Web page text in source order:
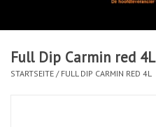
Sprays
Sets
Full Dip Carmin red 4L
STARTSEITE / FULL DIP CARMIN RED 4L